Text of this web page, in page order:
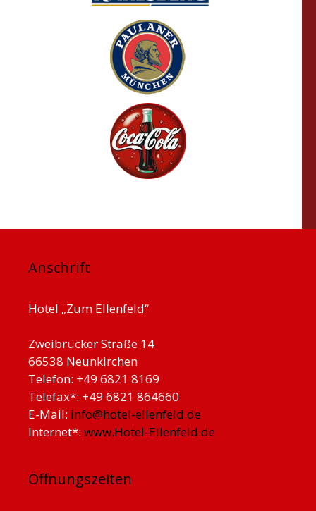
Anschrift
Hotel „Zum Ellenfeld“
Zweibrücker Straße 14
66538 Neunkirchen
Telefon: +49 6821 8169
Telefax*: +49 6821 864660
E-Mail: info@hotel-ellenfeld.de
Internet*: www.Hotel-Ellenfeld.de
Öffnungszeiten